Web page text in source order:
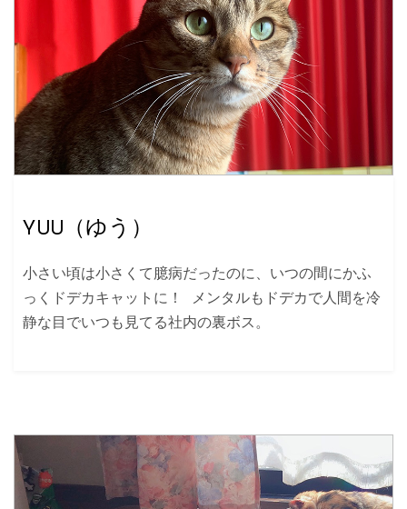
YUU（ゆう）
小さい頃は小さくて臆病だったのに、いつの間にかふ
っくドデカキャットに！ メンタルもドデカで人間を冷
静な目でいつも見てる社内の裏ボス。